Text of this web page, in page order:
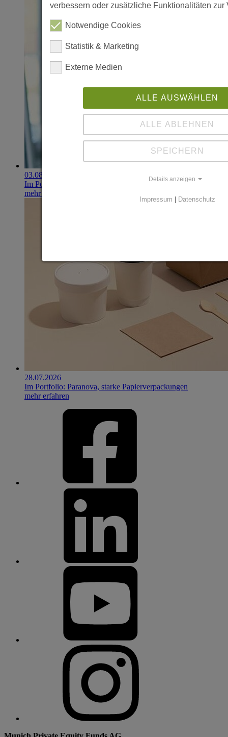
03.08.2026
Im Portfolio: Iset Telecom, IT für das Gesundheitswesen
mehr erfahren
28.07.2026
Im Portfolio: Paranova, starke Papierverpackungen
mehr erfahren
verbessern oder zusätzliche Funktionalitäten zur
Notwendige Cookies
Statistik & Marketing
Externe Medien
ALLE AUSWÄHLEN
ALLE ABLEHNEN
SPEICHERN
Details anzeigen
Impressum Datenschutz